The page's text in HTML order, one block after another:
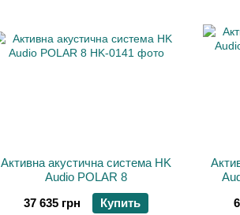
Активна акустична система HK
Audio POLAR 8
37 635 грн
Купить